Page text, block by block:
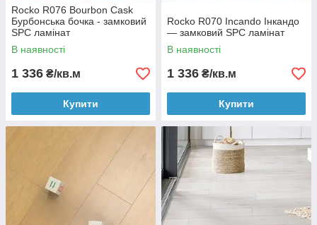
Rocko R076 Bourbon Cask
Бурбонська бочка - замковий
SPC ламінат
В наявності
1 336 ₴/кв.м
Купити
Rocko R070 Incando Інкандо
— замковий SPC ламінат
В наявності
1 336 ₴/кв.м
Купити